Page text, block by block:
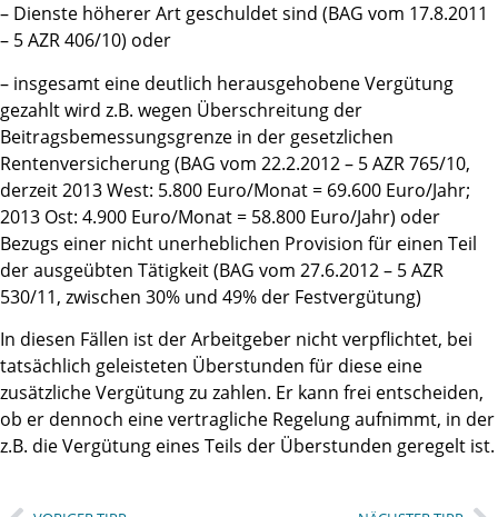
– Dienste höherer Art geschuldet sind (BAG vom 17.8.2011
– 5 AZR 406/10) oder
– insgesamt eine deutlich herausgehobene Vergütung
gezahlt wird z.B. wegen Überschreitung der
Beitragsbemessungsgrenze in der gesetzlichen
Rentenversicherung (BAG vom 22.2.2012 – 5 AZR 765/10,
derzeit 2013 West: 5.800 Euro/Monat = 69.600 Euro/Jahr;
2013 Ost: 4.900 Euro/Monat = 58.800 Euro/Jahr) oder
Bezugs einer nicht unerheblichen Provision für einen Teil
der ausgeübten Tätigkeit (BAG vom 27.6.2012 – 5 AZR
530/11, zwischen 30% und 49% der Festvergütung)
In diesen Fällen ist der Arbeitgeber nicht verpflichtet, bei
tatsächlich geleisteten Überstunden für diese eine
zusätzliche Vergütung zu zahlen. Er kann frei entscheiden,
ob er dennoch eine vertragliche Regelung aufnimmt, in der
z.B. die Vergütung eines Teils der Überstunden geregelt ist.